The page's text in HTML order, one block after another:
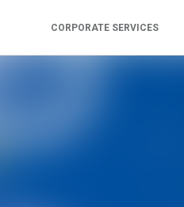
CORPORATE SERVICES